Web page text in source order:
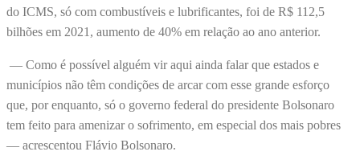
do ICMS, só com combustíveis e lubrificantes, foi de R$ 112,5
bilhões em 2021, aumento de 40% em relação ao ano anterior.
— Como é possível alguém vir aqui ainda falar que estados e
municípios não têm condições de arcar com esse grande esforço
que, por enquanto, só o governo federal do presidente Bolsonaro
tem feito para amenizar o sofrimento, em especial dos mais pobres
— acrescentou Flávio Bolsonaro.